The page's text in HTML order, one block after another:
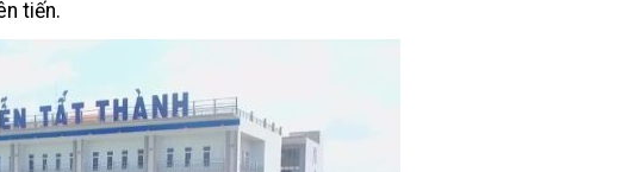
tiến.